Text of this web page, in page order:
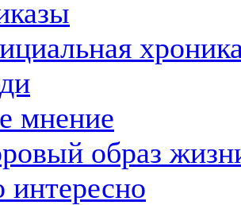
мнение
образ
интересно